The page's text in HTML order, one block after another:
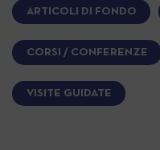
ARTICOLI DI FONDO
CORSI / CONFERENZE
VISITE GUIDATE